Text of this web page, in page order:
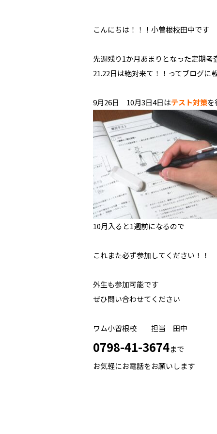
こんにちは！！！小曽根校田中です
先週残り1か月あまりとなった定期考
21.22日は絶対来て！！ってブログに
9月26日 10月3日4日はテスト対策を
10月入ると1週前になるので
これまた必ず参加してください！！
外生も参加可能です
ぜひ問い合わせてください
ワム小曽根校 担当 田中
0798-41-3674まで
お気軽にお電話をお願いします